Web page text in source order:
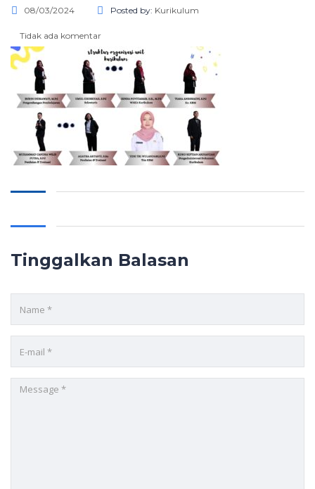
08/03/2024 Posted by: Kurikulum
Tidak ada komentar
Tinggalkan Balasan